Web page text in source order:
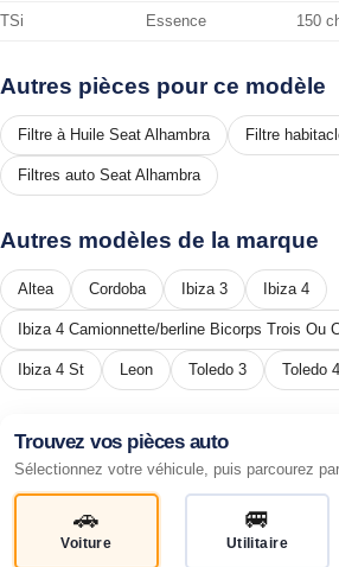
TSi Essence 150
Autres pièces pour ce modèle
Filtre à Huile Seat Alhambra Filtre
Filtres auto Seat Alhambra
Autres modèles de la marque
Altea Cordoba Ibiza 3 Ibiza 4
Ibiza 4 Camionnette/berline Bicorps Trois Ou
Ibiza 4 St Leon Toledo 3 Toledo 4
Trouvez vos pièces auto
Sélectionnez votre véhicule, puis parcourez
🚗
Voiture
🚐
Utilitaire